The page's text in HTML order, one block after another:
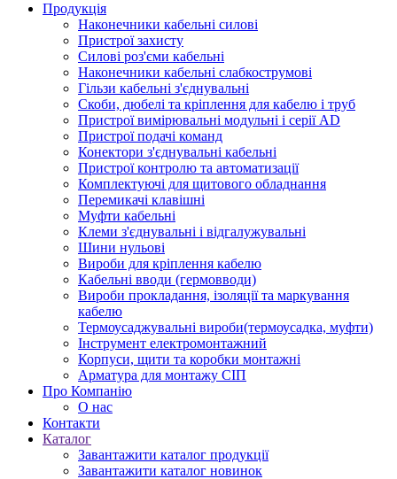
Продукція
Наконечники кабельні силові
Пристрої захисту
Силові роз'єми кабельні
Наконечники кабельні слабкострумові
Гільзи кабельні з'єднувальні
Скоби, дюбелі та кріплення для кабелю і труб
Пристрої вимірювальні модульні і серії AD
Пристрої подачі команд
Конектори з'єднувальні кабельні
Пристрої контролю та автоматизації
Комплектуючі для щитового обладнання
Перемикачі клавішні
Муфти кабельні
Клеми з'єднувальні і відгалужувальні
Шини нульові
Вироби для кріплення кабелю
Кабельні вводи (гермовводи)
Вироби прокладання, iзоляції та маркування
кабелю
Термоусаджувальні вироби(термоусадка, муфти)
Інструмент електромонтажний
Корпуси, щити та коробки монтажні
Арматура для монтажу СІП
Про Компанію
О нас
Контакти
Каталог
Завантажити каталог продукції
Завантажити каталог новинок